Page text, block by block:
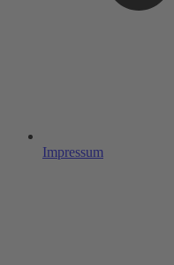
Impressum